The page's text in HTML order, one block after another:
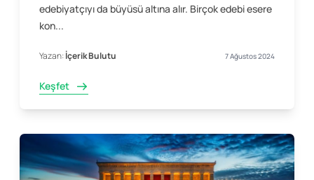
edebiyatçıyı da büyüsü altına alır. Birçok edebi esere
kon...
Yazan:İçerik Bulutu 7 Ağustos 2024
Keşfet